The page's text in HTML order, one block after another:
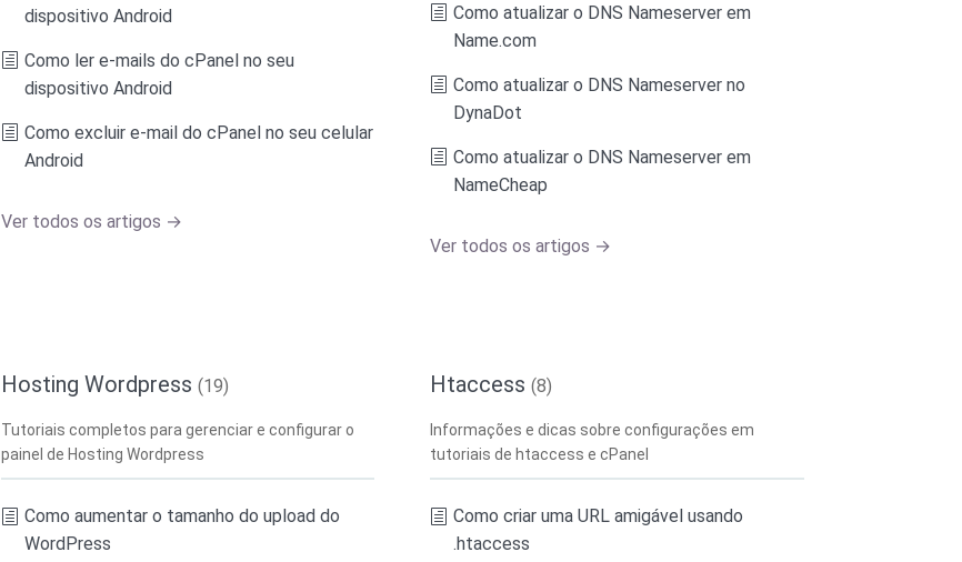
dispositivo Android
Como ler e-mails do cPanel no seu
dispositivo Android
Como excluir e-mail do cPanel no seu celular
Android
Ver todos os artigos →
Como atualizar o DNS Nameserver em
Name.com
Como atualizar o DNS Nameserver no
DynaDot
Como atualizar o DNS Nameserver em
NameCheap
Ver todos os artigos →
Hosting Wordpress (19)
Tutoriais completos para gerenciar e configurar o
painel de Hosting Wordpress
Como aumentar o tamanho do upload do
WordPress
Htaccess(8)
Informações e dicas sobre configurações em
tutoriais de htaccess e cPanel
Como criar uma URL amigável usando
.htaccess